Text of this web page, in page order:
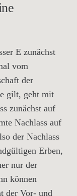
E zunächst
vom
der
gilt, geht mit
zunächst auf
Nachlass auf
der Nachlass
Erben,
nur der
können
der Vor- und